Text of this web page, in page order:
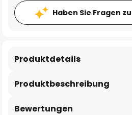
Haben Sie Fragen
Produktbeschreibung
Produktdetails
Bewertungen